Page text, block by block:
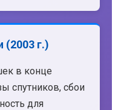
(2003 г.)
в конце
спутников, сбои
для